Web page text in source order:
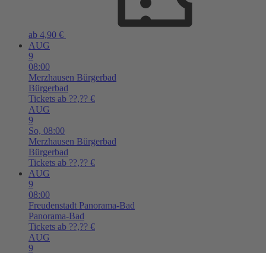
ab 4,90 €
AUG
9
08:00
Merzhausen Bürgerbad
Bürgerbad
Tickets ab ??,?? €
AUG
9
So, 08:00
Merzhausen Bürgerbad
Bürgerbad
Tickets ab ??,?? €
AUG
9
08:00
Freudenstadt Panorama-Bad
Panorama-Bad
Tickets ab ??,?? €
AUG
9